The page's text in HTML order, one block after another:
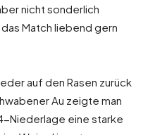
nicht sonderlich
Match liebend gern
auf den Rasen zurück
Au zeigte man
Niederlage eine starke